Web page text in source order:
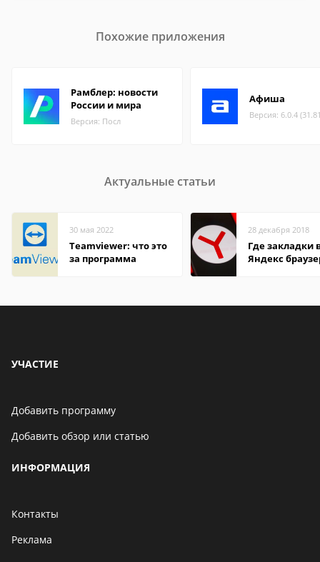
Похожие приложения
Рамблер: новости
России и мира
Версия: Посл
Афиша
Версия: 6.0.4
Актуальные статьи
30 мая 2022
Teamviewer: что это
за программа
28 декабря 2018
Где закладки
Яндекс
УЧАСТИЕ
Добавить программу
Добавить обзор или статью
ИНФОРМАЦИЯ
Контакты
Реклама